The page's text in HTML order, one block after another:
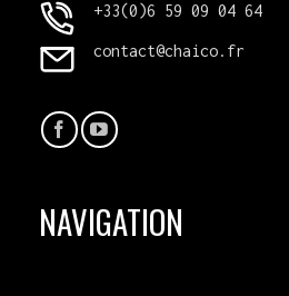
+33(0)6 59 09 04 64
contact@chaico.fr
NAVIGATION